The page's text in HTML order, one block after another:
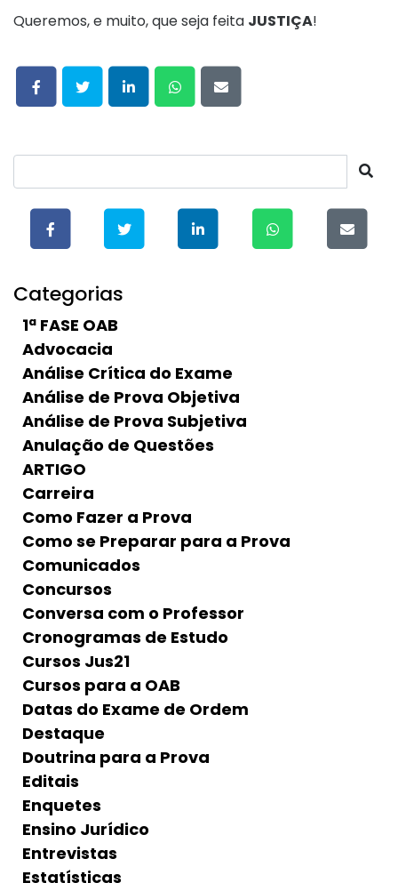
Queremos, e muito, que seja feita JUSTIÇA!
Categorias
1ª FASE OAB
Advocacia
Análise Crítica do Exame
Análise de Prova Objetiva
Análise de Prova Subjetiva
Anulação de Questões
ARTIGO
Carreira
Como Fazer a Prova
Como se Preparar para a Prova
Comunicados
Concursos
Conversa com o Professor
Cronogramas de Estudo
Cursos Jus21
Cursos para a OAB
Datas do Exame de Ordem
Destaque
Doutrina para a Prova
Editais
Enquetes
Ensino Jurídico
Entrevistas
Estatísticas